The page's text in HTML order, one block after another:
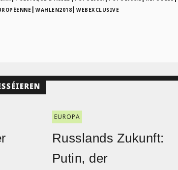
| WAHLEN2018 | WEBEXCLUSIVE
EUROPA
Russlands Zukunft:
Putin, der